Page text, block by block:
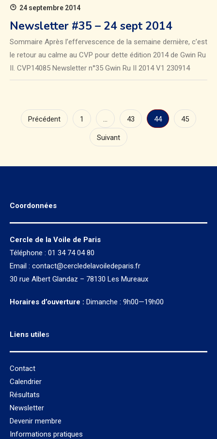
24 septembre 2014
Newsletter #35 – 24 sept 2014
Sommaire Après l’effervescence de la semaine dernière, c’est
le retour au calme au CVP pour dette édition 2014 de Gwin Ru
II. CVP14085 Newsletter n°35 Gwin Ru II 2014 V1 230914
Pagination
publications
Précédent 1 … 43 44 45
Suivant
Coordonnées
Cercle de la Voile de Paris
Téléphone : 01 34 74 04 80
Email : contact@cercledelavoiledeparis.fr
30 rue Albert Glandaz – 78130 Les Mureaux
Horaires d’ouverture : Dimanche : 9h00—19h00
Liens utiles
Contact
Calendrier
Résultats
Newsletter
Devenir membre
Informations pratiques